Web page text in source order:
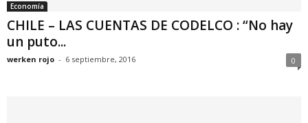
Economía
CHILE – LAS CUENTAS DE CODELCO : “No hay
un puto...
werken rojo - 6 septiembre, 2016 0